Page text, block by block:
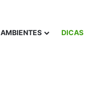
AMBIENTES DICAS